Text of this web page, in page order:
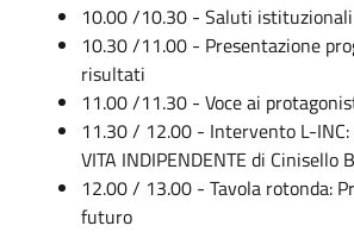
10.00 /10.30 - Saluti istituzionali
10.30 /11.00 - Presentazione
risultati
11.00 /11.30 - Voce ai
11.30 / 12.00 - Intervento L-INC:
VITA INDIPENDENTE di Cinisello
12.00 / 13.00 - Tavola rotonda:
futuro